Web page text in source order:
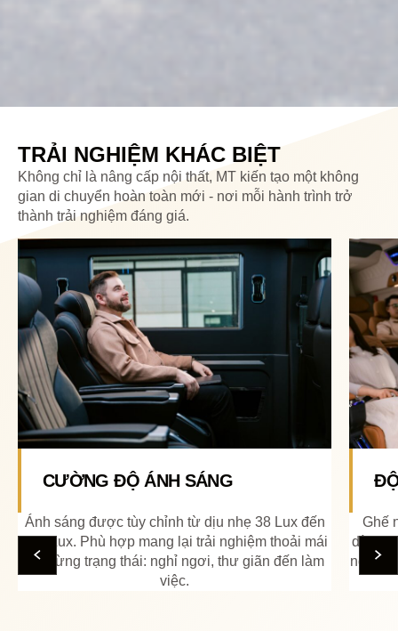
TRẢI NGHIỆM KHÁC BIỆT
Không chỉ là nâng cấp nội thất, MT kiến tạo một không
gian di chuyển hoàn toàn mới - nơi mỗi hành trình trở
thành trải nghiệm đáng giá.
CƯỜNG ĐỘ ÁNH SÁNG
Ánh sáng được tùy chỉnh từ dịu nhẹ 38 Lux đến
335 Lux. Phù hợp mang lại trải nghiệm thoải mái
cho từng trạng thái: nghỉ ngơi, thư giãn đến làm
việc.
Ghế
dàng
ngả